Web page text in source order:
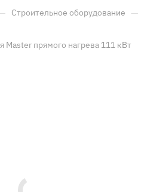
Строительное оборудование —
Master прямого нагрева 111 кВт